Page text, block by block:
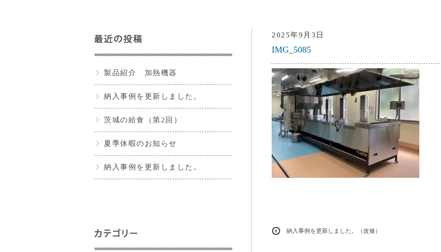
製品紹介 加熱機器
納入事例を更新しました。
茨城の給食（第2回）
夏季休暇のお知らせ
納入事例を更新しました。
2025年9月3日
IMG_5085
納入事例を更新しました。（改修）